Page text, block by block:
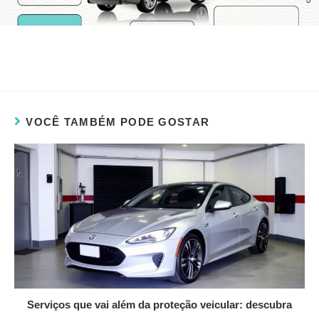
VOCÊ TAMBÉM PODE GOSTAR
Serviços que vai além da proteção veicular: descubra